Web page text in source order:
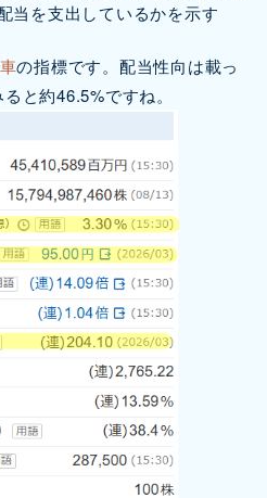
当を支出しているかを示す
の指標です。配当性向は載っ
と約46.5%ですね。